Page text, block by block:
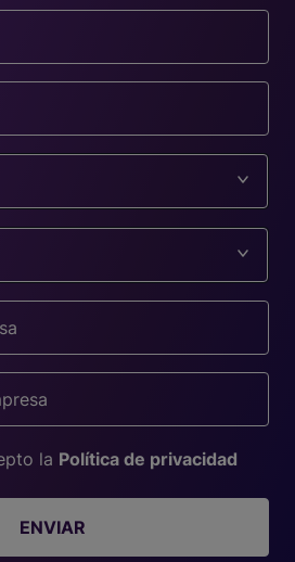
la Política de privacidad
ENVIAR